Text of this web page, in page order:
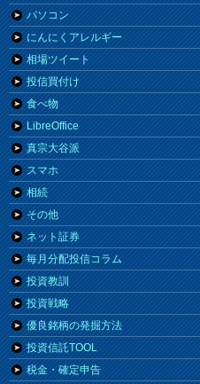
パソコン
にんにくアレルギー
相場ツイート
投信買付け
食べ物
LibreOffice
真宗大谷派
スマホ
相続
その他
ネット証券
毎月分配投信コラム
投資教訓
投資戦略
優良銘柄の発掘方法
投資信託TOOL
税金・確定申告